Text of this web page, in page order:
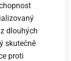
dlouhých
skutečně
proti